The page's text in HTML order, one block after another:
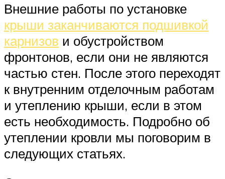
Внешние работы по установке
крыши заканчиваются подшивкой
карнизов и обустройством
фронтонов, если они не являются
частью стен. После этого переходят
к внутренним отделочным работам
и утеплению крыши, если в этом
есть необходимость. Подробно об
утеплении кровли мы поговорим в
следующих статьях.